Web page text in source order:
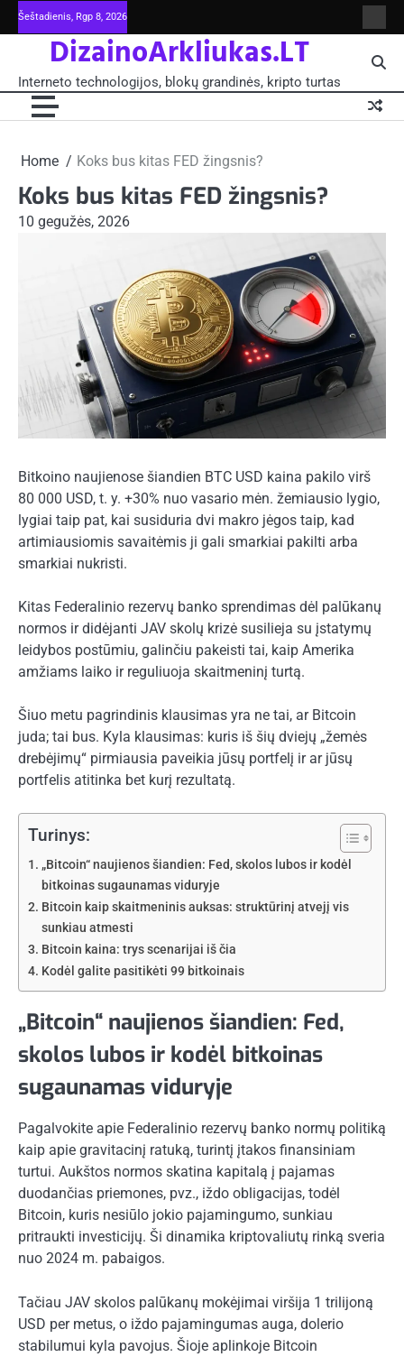
Skip
to
Šeštadienis, Rgp 8, 2026
ir
blokų
DizainoArkliukas.LT
Interneto technologijos, blokų grandinės, kripto turtas
Home Koks bus kitas FED žingsnis?
Koks bus kitas FED žingsnis?
10 gegužės, 2026
Bitkoino naujienose šiandien BTC USD kaina pakilo virš
80 000 USD, t. y. +30% nuo vasario mėn. žemiausio lygio,
lygiai taip pat, kai susiduria dvi makro jėgos taip, kad
artimiausiomis savaitėmis ji gali smarkiai pakilti arba
smarkiai nukristi.
Kitas Federalinio rezervų banko sprendimas dėl palūkanų
normos ir didėjanti JAV skolų krizė susilieja su įstatymų
leidybos postūmiu, galinčiu pakeisti tai, kaip Amerika
amžiams laiko ir reguliuoja skaitmeninį turtą.
Šiuo metu pagrindinis klausimas yra ne tai, ar Bitcoin
juda; tai bus. Kyla klausimas: kuris iš šių dviejų „žemės
drebėjimų“ pirmiausia paveikia jūsų portfelį ir ar jūsų
portfelis atitinka bet kurį rezultatą.
Turinys:
„Bitcoin“ naujienos šiandien: Fed, skolos lubos ir kodėl
bitkoinas sugaunamas viduryje
Bitcoin kaip skaitmeninis auksas: struktūrinį atvejį vis
sunkiau atmesti
Bitcoin kaina: trys scenarijai iš čia
Kodėl galite pasitikėti 99 bitkoinais
„Bitcoin“ naujienos šiandien: Fed,
skolos lubos ir kodėl bitkoinas
sugaunamas viduryje
Pagalvokite apie Federalinio rezervų banko normų politiką
kaip apie gravitacinį ratuką, turintį įtakos finansiniam
turtui. Aukštos normos skatina kapitalą į pajamas
duodančias priemones, pvz., iždo obligacijas, todėl
Bitcoin, kuris nesiūlo jokio pajamingumo, sunkiau
pritraukti investicijų. Ši dinamika kriptovaliutų rinką sveria
nuo 2024 m. pabaigos.
Tačiau JAV skolos palūkanų mokėjimai viršija 1 trilijoną
USD per metus, o iždo pajamingumas auga, dolerio
stabilumui kyla pavojus. Šioje aplinkoje Bitcoin